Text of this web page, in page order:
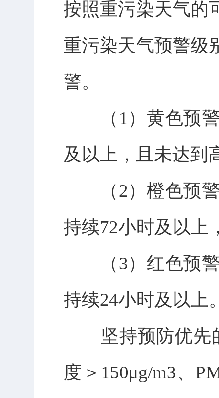
按照重污染天气的
重污染天气预警级
警。
（1）黄色预警
及以上，且未达到
（2）橙色预警
持续72小时及以上
（3）红色预警
持续24小时及以上
坚持预防优先的
度＞150μg/m3、